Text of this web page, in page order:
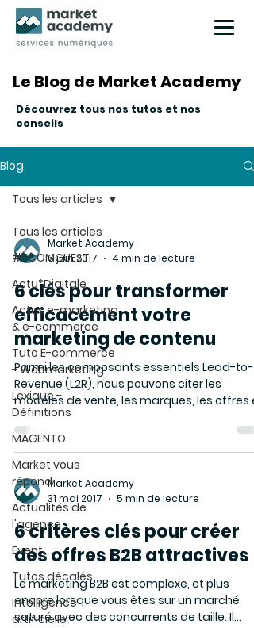
Le Blog de Market Academy
Le Blog de Market Academy
Découvrez tous nos tutos et nos
conseils
Blog
Tous les articles
#ECOMGUEST
Actu*Digitale
Actus e-marketing
& e-commerce
Tuto E-commerce
- Webmarketing
Lexique -
Définitions
MAGENTO
Market vous
répond
Actualités de
l'agence
Event
Tutos décalés
Intelligence
artificielle
Tous les articles
Market Academy
6 juin 2017
4 min de lecture
6 clés pour transformer
efficacement votre
marketing de contenu
Parmi les composants essentiels Lead-to-
Revenue (L2R), nous pouvons citer les
modèles de vente, les marques, les offres
les processus....
Market Academy
31 mai 2017
5 min de lecture
6 critères clés pour créer
des offres B2B attractives
Le marketing B2B est complexe, et plus
encore lorsque vous êtes sur un marché
saturé avec des concurrents de taille. Il